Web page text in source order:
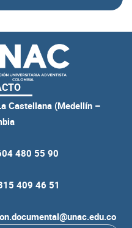
Castellana (Medellín –
480 55 90
409 46 51